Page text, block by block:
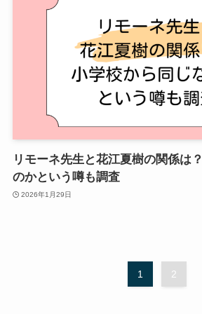
リモーネ先生と花江夏樹の関係は
のかという噂も調査
2026年1月29日
1 2